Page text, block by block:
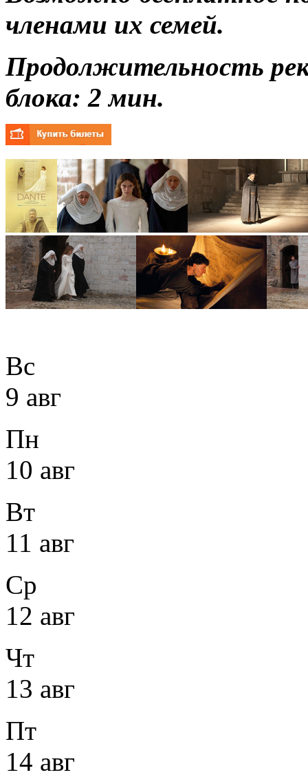
членами их семей.
Продолжительность
блока: 2 мин.
Вс
9 авг
Пн
10 авг
Вт
11 авг
Ср
12 авг
Чт
13 авг
Пт
14 авг